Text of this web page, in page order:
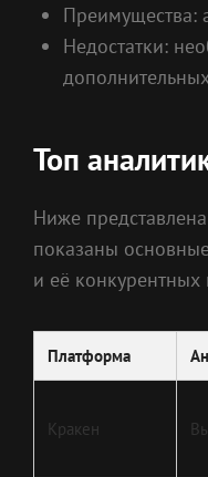
Преимущества:
Недостатки:
Топ
Ниже
показаны
и её
Платформа
Кракен